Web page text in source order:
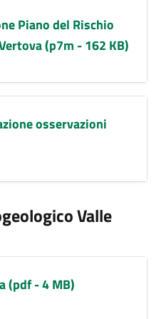
Piano del Rischio
(p7m - 162 KB)
osservazioni
Valle
(pdf - 4 MB)